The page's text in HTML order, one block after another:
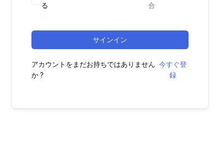
る
合
サインイン
アカウントをまだお持ちではありません
か ?
今すぐ登
録